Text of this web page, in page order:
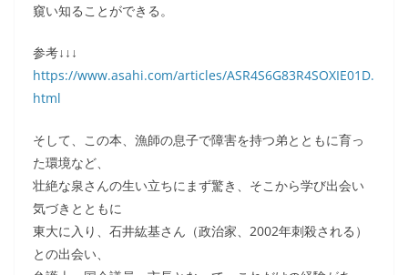
窺い知ることができる。
参考↓↓↓
https://www.asahi.com/articles/ASR4S6G83R4SOXIE01D.
html
そして、この本、漁師の息子で障害を持つ弟とともに育っ
た環境など、
壮絶な泉さんの生い立ちにまず驚き、そこから学び出会い
気づきとともに
東大に入り、石井紘基さん（政治家、2002年刺殺される）
との出会い、